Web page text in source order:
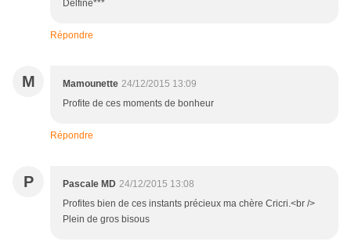
Delfine***
Répondre
M Mamounette 24/12/2015 13:09
Profite de ces moments de bonheur
Répondre
P Pascale MD 24/12/2015 13:08
Profites bien de ces instants précieux ma chère Cricri.<br />
Plein de gros bisous